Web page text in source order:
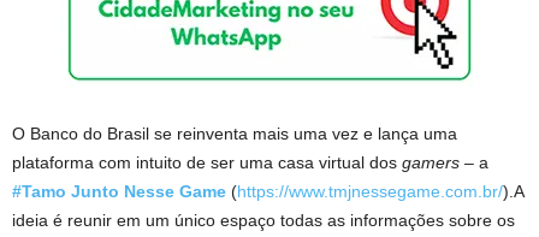
O Banco do Brasil se reinventa mais uma vez e lança uma
plataforma com intuito de ser uma casa virtual dos gamers – a
#Tamo Junto Nesse Game (https://www.tmjnessegame.com.br/).A
ideia é reunir em um único espaço todas as informações sobre os